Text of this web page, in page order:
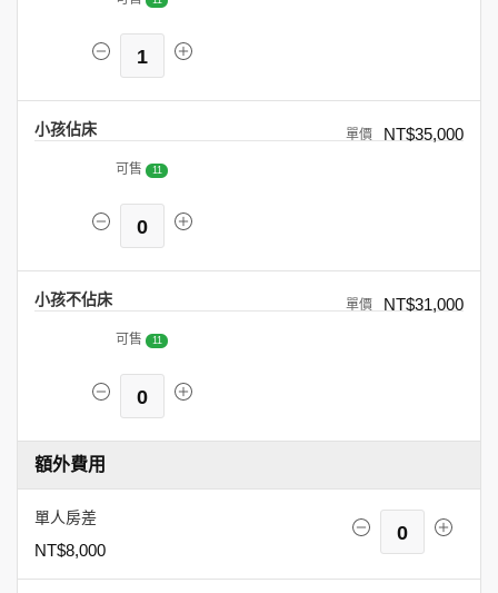
1
小孩佔床 NT$35,000
可售 11
0
小孩不佔床 NT$31,000
可售 11
0
額外費用
單人房差
NT$8,000
0